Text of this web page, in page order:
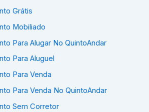
Grátis
Mobiliado
Para Alugar No QuintoAndar
Para Aluguel
Para Venda
Para Venda No QuintoAndar
Sem Corretor